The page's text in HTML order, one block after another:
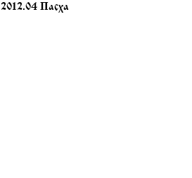
2012.04 Пасха